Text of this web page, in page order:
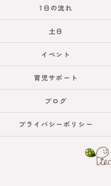
1日の流れ
土日
イベント
育児サポート
ブログ
プライバシーポリシー